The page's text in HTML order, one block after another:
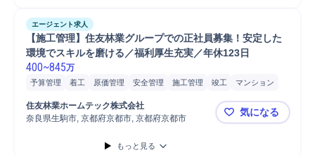
エージェント求人
【施工管理】住友林業グループでの正社員募集！安定した
環境でスキルを磨ける／福利厚生充実／年休123日
400~845万
予算管理 着工 原価管理 安全管理 施工管理 竣工
マンション
品質管理
株式 発注
写真管理
店舗 Microsoft Excel Microsoft Word
PC/Web
自動車 普通自動車
住友林業ホームテック株式会社
奈良県生駒市, 京都府京都市, 京都府京都市
【施工管理
気になる
もっと見る